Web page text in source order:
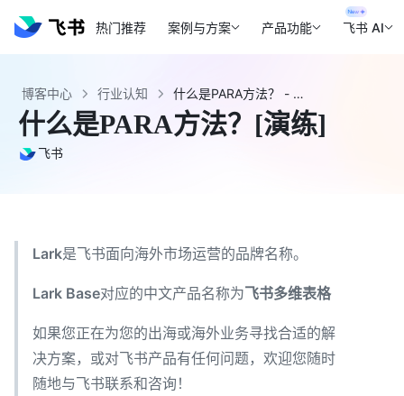
热门推荐 案例与方案 产品功能 飞书 AI
博客中心 行业认知 什么是PARA方法？ - 飞书官网
什么是PARA方法？[演练]
飞书
Lark是飞书面向海外市场运营的品牌名称。
Lark Base对应的中文产品名称为飞书多维表格
如果您正在为您的出海或海外业务寻找合适的解
决方案，或对飞书产品有任何问题，欢迎您随时
随地与飞书联系和咨询！